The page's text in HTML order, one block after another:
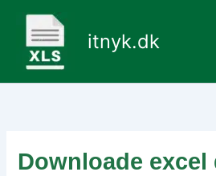
indholdet
itnyk.dk
Downloade excel